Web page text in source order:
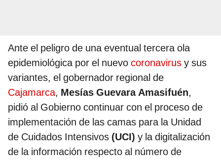
Ante el peligro de una eventual tercera ola
epidemiológica por el nuevo coronavirus y sus
variantes, el gobernador regional de
Cajamarca, Mesías Guevara Amasifuén,
pidió al Gobierno continuar con el proceso de
implementación de las camas para la Unidad
de Cuidados Intensivos (UCI) y la digitalización
de la información respecto al número de